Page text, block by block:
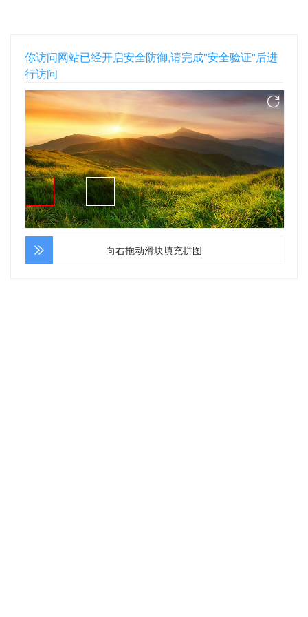
你访问网站已经开启安全防御,请完成"安全验证"后进
行访问
向右拖动滑块填充拼图